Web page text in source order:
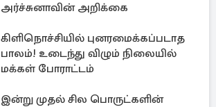
அர்ச்சுனாவின் அறிக்கை
கிளிநொச்சியில் புனரமைக்கப்படாத
பாலம்! உடைந்து விழும் நிலையில்
மக்கள் போராட்டம்
இன்று முதல் சில பொருட்களின்